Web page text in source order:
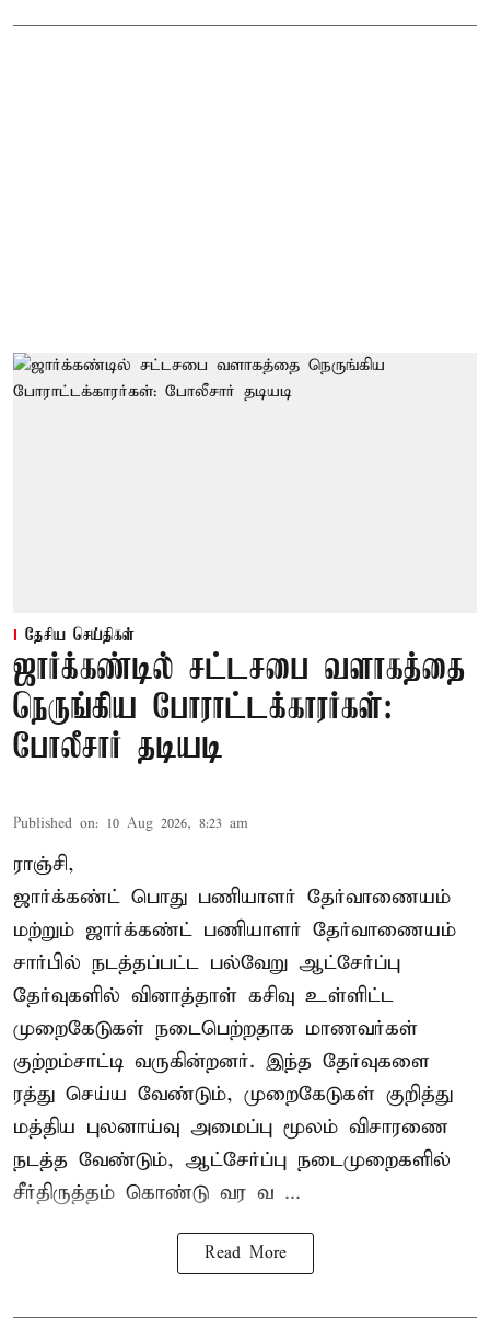
தேசிய செய்திகள்
ஜார்க்கண்டில் சட்டசபை வளாகத்தை
நெருங்கிய போராட்டக்காரர்கள்:
போலீசார் தடியடி
Published on: 10 Aug 2026, 8:23 am
ராஞ்சி,
ஜார்க்கண்ட் பொது பணியாளர் தேர்வாணையம்
மற்றும் ஜார்க்கண்ட் பணியாளர் தேர்வாணையம்
சார்பில் நடத்தப்பட்ட பல்வேறு ஆட்சேர்ப்பு
தேர்வுகளில் வினாத்தாள் கசிவு உள்ளிட்ட
முறைகேடுகள் நடைபெற்றதாக மாணவர்கள்
குற்றம்சாட்டி வருகின்றனர். இந்த தேர்வுகளை
ரத்து செய்ய வேண்டும், முறைகேடுகள் குறித்து
மத்திய புலனாய்வு அமைப்பு மூலம் விசாரணை
நடத்த வேண்டும், ஆட்சேர்ப்பு நடைமுறைகளில்
சீர்திருத்தம் கொண்டு வர வ ...
Read More